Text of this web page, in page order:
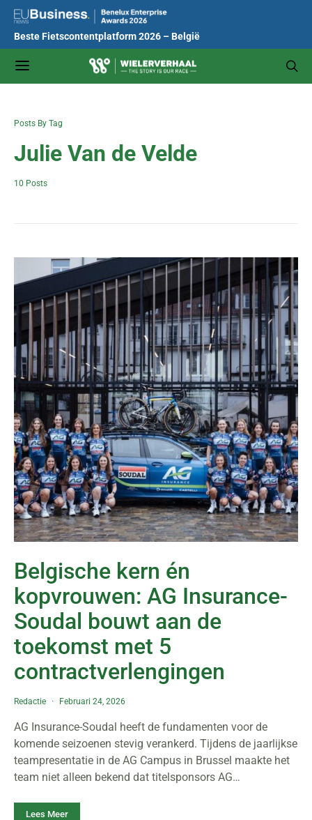
Beste Fietscontentplatform 2026 – België
Posts By Tag
Julie Van de Velde
10 Posts
Belgische kern én
kopvrouwen: AG Insurance-
Soudal bouwt aan de
toekomst met 5
contractverlengingen
Redactie Februari 24, 2026
AG Insurance-Soudal heeft de fundamenten voor de
komende seizoenen stevig verankerd. Tijdens de jaarlijkse
teampresentatie in de AG Campus in Brussel maakte het
team niet alleen bekend dat titelsponsors AG…
Lees Meer